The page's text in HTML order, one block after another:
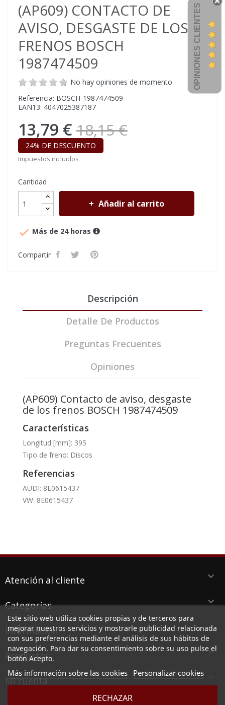
(AP609) CONTACTO DE
AVISO, DESGASTE DE LOS
FRENOS BOSCH
1987474509
No hay opiniones de momento
Referencia: BOSCH-1987474509
EAN13: 4047025387187
13,79 € 18,15 €
24% DE DESCUENTO
Impuestos incluidos
Cantidad
Añadir al carrito
 Más de 24 horas
Compartir
Descripción
Detalle De Productos
Preguntas Frecuentes
Opiniones
(AP609) Contacto de aviso, desgaste
de los frenos BOSCH 1987474509
Características
Longitud [mm]: 395
Tipo de freno: Discos
Referencias
AUDI: 8E0615437
VW: 8E0615437
Atención al cliente keyboard_arrow_down
Categorías keyboard_arrow_down
Información keyboard_arrow_down
Productos keyboard_arrow_down
Mi cuenta
Este sitio web utiliza cookies propias y de terceros para
mejorar nuestros servicios y mostrarle publicidad relacionada
con sus preferencias mediante el análisis de sus hábitos de
navegación. Para dar su consentimiento sobre su uso pulse el
botón Acepto.
Más información sobre las cookies Personalizar cookies
RECHAZAR
OPINIONES CLIENTES